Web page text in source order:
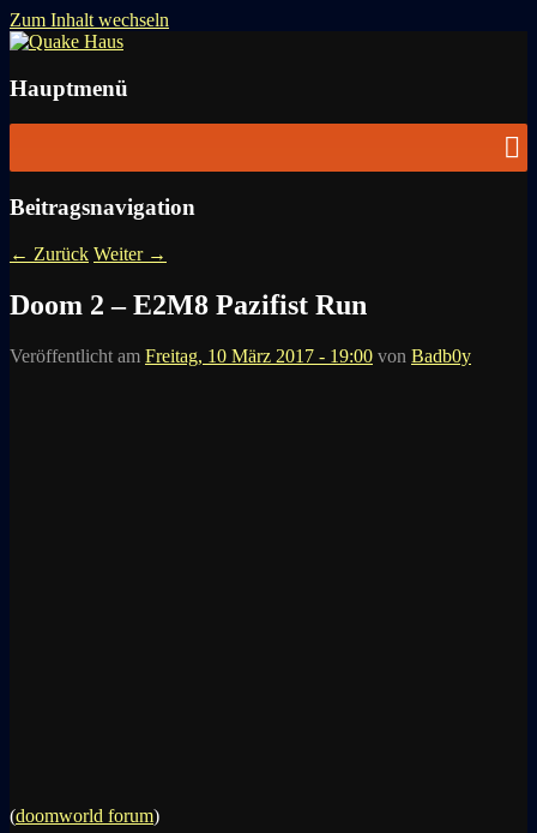
Zum Inhalt wechseln
Quake Haus
Hauptmenü
Beitragsnavigation
← Zurück Weiter →
Doom 2 – E2M8 Pazifist Run
Veröffentlicht am Freitag, 10 März 2017 - 19:00 von Badb0y
(doomworld forum)